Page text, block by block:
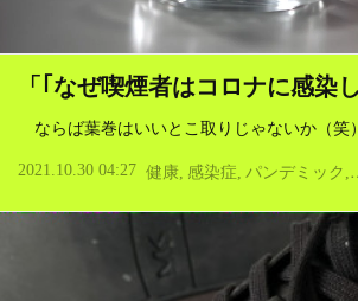
「｢なぜ喫煙者はコロナに感染
ならば葉巻はいいとこ取りじゃないか（笑
2021.10.30 04:27 健康 感染症 パンデミック